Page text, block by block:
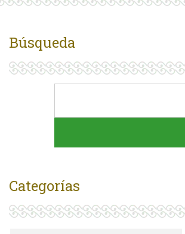
Búsqueda
Categorías